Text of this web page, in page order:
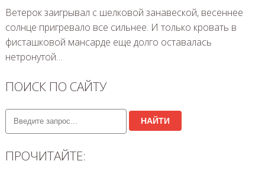
Ветерок заигрывал с шелковой занавеской, весеннее
солнце пригревало все сильнее. И только кровать в
фисташковой мансарде еще долго оставалась
нетронутой…
ПОИСК ПО САЙТУ
НАЙТИ
ПРОЧИТАЙТЕ: